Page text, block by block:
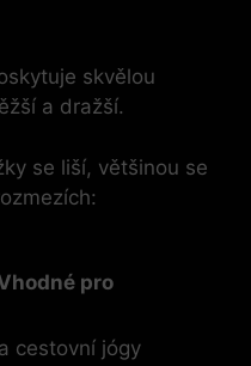
skvělou
a dražší.
se liší, většinou se
pro
cestovní jógy